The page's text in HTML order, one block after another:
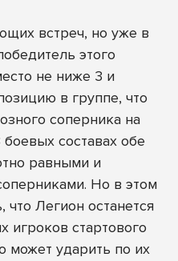
встреч, но уже в
этого
не ниже 3 и
в группе, что
соперника на
составах обе
равными и
Но в этом
что Легион останется
игроков стартового
может ударить по их